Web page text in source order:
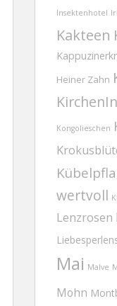
Insektenhotel
Kakteen
Heiner Zahn
Kongolieschen
wertvoll
Lenzrosen
Mai Malve
Mohn